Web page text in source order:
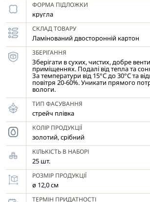
покриття з двох сторін, що
підвищену стійкість до
допомагає зберегти свіжість
Ламінація підложок йде в двох
золота з однієї сторони і
Гладка, блискуча поверхня
вишуканий вигляд,
готового виробу, що додає
подачі готових десертів.
Фасується по 25 штук.
ФОРМА ПІДЛОЖКИ
кругла
СКЛАД ТОВАРУ
Ламінований двосторонній картон
ЗБЕРІГАННЯ
Зберігати в сухих, чистих, добре
приміщеннях. Подалі від тепла та
За температури від 15°С до 30°С та
повітря 20-60%. Уникати прямого
вологи.
ТИП ФАСУВАННЯ
стрейч плівка
КОЛІР ПРОДУКЦІЇ
золотий, срібний
КІЛЬКІСТЬ В НАБОРІ
25 шт.
РОЗМІР ПРОДУКЦІЇ
ø 12,0 см
ТЕРМІН ПРИДАТНОСТІ